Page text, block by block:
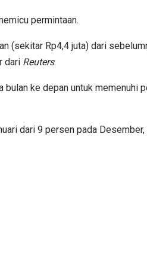
permintaan.
Rp4,4 juta) dari
dari Reuters.
ke depan untuk
dari 9 persen pada